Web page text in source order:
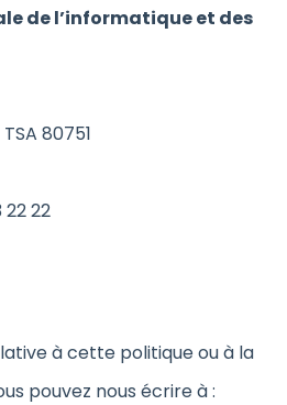
de l’informatique et des
80751
22 22
à cette politique ou à la
pouvez nous écrire à :